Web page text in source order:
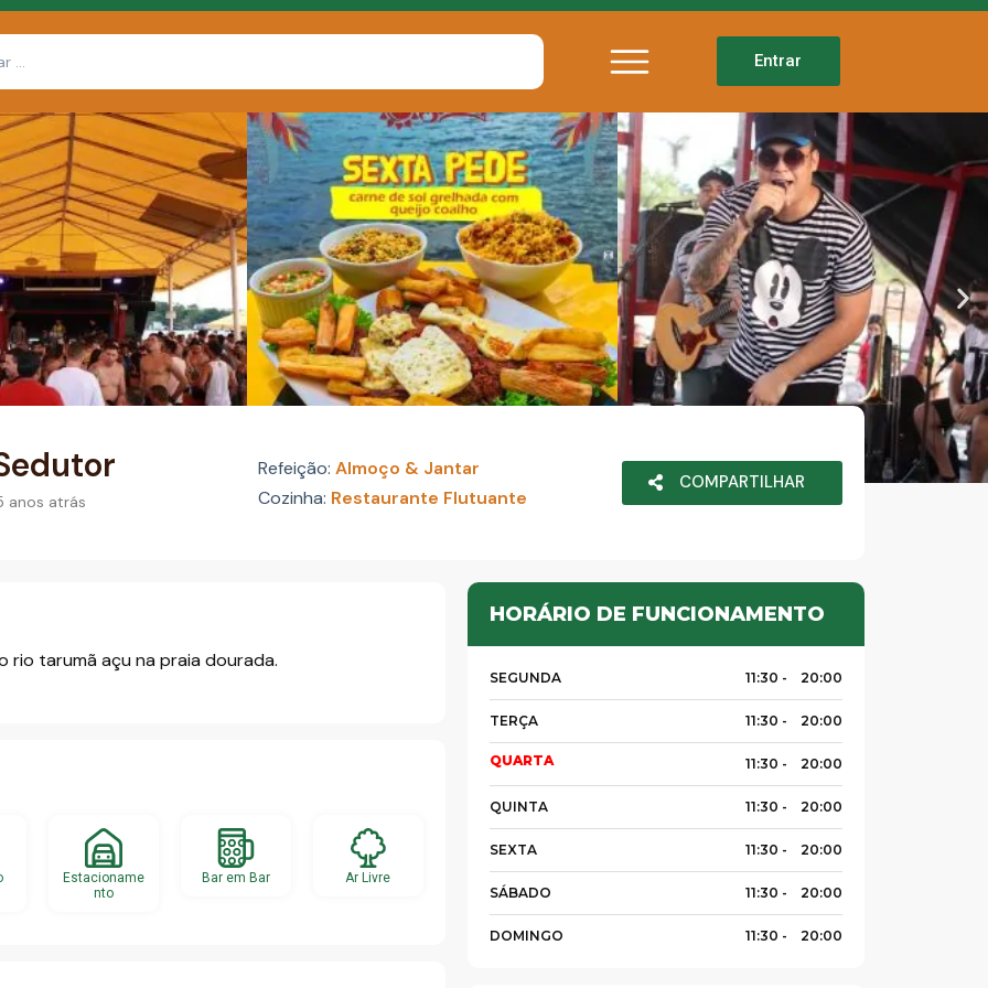
Entrar
anos atrás
Refeição: Almoço & Jantar
Cozinha: Restaurante Flutuante
COMPARTILHAR
rio tarumã açu na praia dourada.
Estacioname
nto
Bar em Bar Ar Livre
HORÁRIO DE FUNCIONAMENTO
SEGUNDA 11:30 - 20:00
TERÇA 11:30 - 20:00
QUARTA 11:30 - 20:00
QUINTA 11:30 - 20:00
SEXTA 11:30 - 20:00
SÁBADO 11:30 - 20:00
DOMINGO 11:30 - 20:00